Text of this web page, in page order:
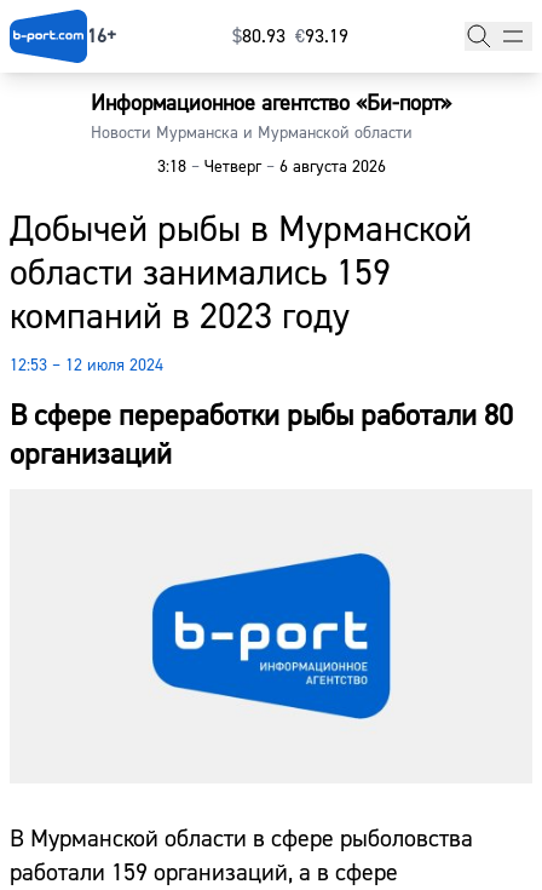
16+ $⁠80.93 €⁠93.19
Информационное агентство «Би-порт»
Новости Мурманска и Мурманской области
3:18 –Четверг –6 августа 2026
Добычей рыбы в Мурманской
области занимались 159
компаний в 2023 году
12:53 – 12 июля 2024
В сфере переработки рыбы работали 80
организаций
В Мурманской области в сфере рыболовства
работали 159 организаций, а в сфере
Главная
Наши гости
Фоторепортажи
Погода
Курсы валют